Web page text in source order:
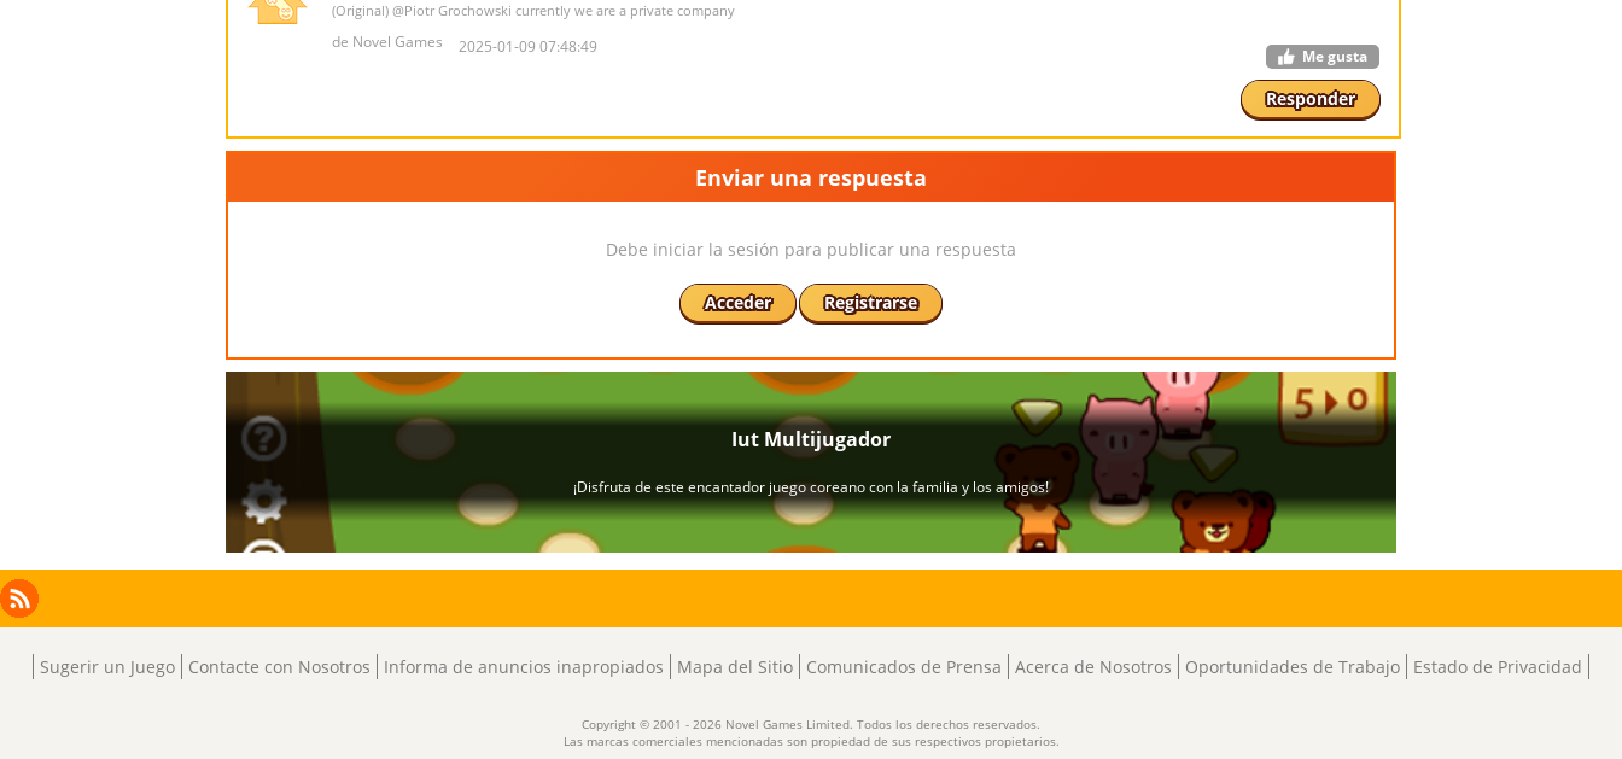
(Original) @Piotr Grochowski currently we are a private company
de Novel Games 2025-01-09 07:48:49 Me gusta
Responder
Enviar una respuesta
Debe iniciar la sesión para publicar una respuesta
Acceder Registrarse
Facebook
Instagram
X
LinkedIn
RSS
Sugerir un Juego Contacte con Nosotros Informa de anuncios inapropiados Mapa del Sitio Comunicados de Prensa Acerca de Nosotros Oportunidades de Trabajo Estado de Privacidad
Copyright © 2001 - 2026 Novel Games Limited. Todos los derechos reservados.
Las marcas comerciales mencionadas son propiedad de sus respectivos propietarios.